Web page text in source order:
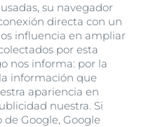
su navegador
directa con un
influencia en ampliar
por esta
nos informa: por la
información que
apariencia en
nuestra. Si
Google, Google